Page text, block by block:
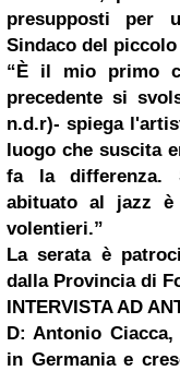
presupposti per
Sindaco del
“È il mio primo
precedente si
n.d.r)- spiega
luogo che suscita
fa la differenza.
abituato al jazz
volentieri.”
La serata è
dalla Provincia di
INTERVISTA AD
D: Antonio
in Germania e